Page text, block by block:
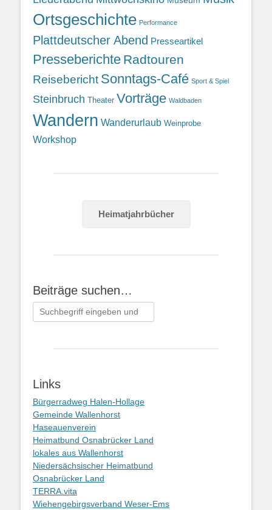
Ortsgeschichte Performance
Plattdeutscher Abend Presseartikel
Presseberichte Radtouren
Reisebericht Sonntags-Café Sport & Spiel
Steinbruch Theater Vorträge Waldbaden
Wandern Wanderurlaub Weinprobe
Workshop
Heimatjahrbücher
Beiträge suchen…
Suchen
nach:
Links
Bürgerradweg Halen-Hollage
Gemeinde Wallenhorst
Haseauenverein
Heimatbund Osnabrücker Land
lokales aus Wallenhorst
Niedersächsischer Heimatbund
Osnabrücker Land
TERRA.vita
Wiehengebirgsverband Weser-Ems